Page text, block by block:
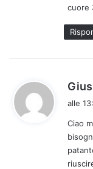
cuore
alle
Ciao